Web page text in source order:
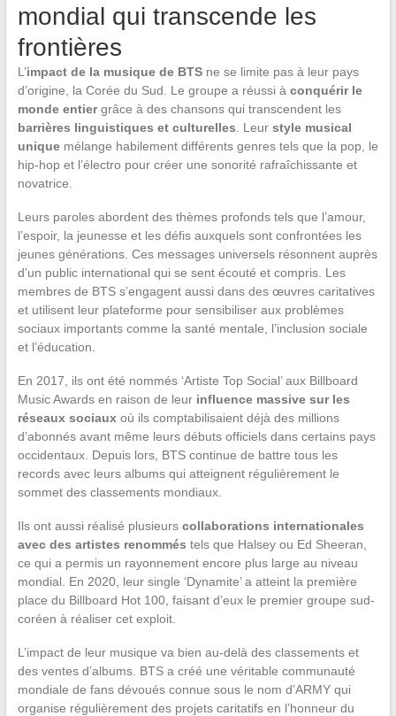
mondial qui transcende les
frontières
L’impact de la musique de BTSne se limite pas à leur pays
d’origine, la Corée du Sud. Le groupe a réussi à conquérir le
monde entiergrâce à des chansons qui transcendent les
barrières linguistiques et culturelles . Leur style musical
uniquemélange habilement différents genres tels que la pop, le
hip-hop et l’électro pour créer une sonorité rafraîchissante et
novatrice.
Leurs paroles abordent des thèmes profonds tels que l’amour,
l’espoir, la jeunesse et les défis auxquels sont confrontées les
jeunes générations. Ces messages universels résonnent auprès
d’un public international qui se sent écouté et compris. Les
membres de BTS s’engagent aussi dans des œuvres caritatives
et utilisent leur plateforme pour sensibiliser aux problèmes
sociaux importants comme la santé mentale, l’inclusion sociale
et l’éducation.
En 2017, ils ont été nommés ‘Artiste Top Social’ aux Billboard
Music Awards en raison de leur influence massive sur les
réseaux sociauxoù ils comptabilisaient déjà des millions
d’abonnés avant même leurs débuts officiels dans certains pays
occidentaux. Depuis lors, BTS continue de battre tous les
records avec leurs albums qui atteignent régulièrement le
sommet des classements mondiaux.
Ils ont aussi réalisé plusieurs collaborations internationales
avec des artistes renommés tels que Halsey ou Ed Sheeran,
ce qui a permis un rayonnement encore plus large au niveau
mondial. En 2020, leur single ‘Dynamite’ a atteint la première
place du Billboard Hot 100, faisant d’eux le premier groupe sud-
coréen à réaliser cet exploit.
L’impact de leur musique va bien au-delà des classements et
des ventes d’albums. BTS a créé une véritable communauté
mondiale de fans dévoués connue sous le nom d’ARMY qui
organise régulièrement des projets caritatifs en l’honneur du